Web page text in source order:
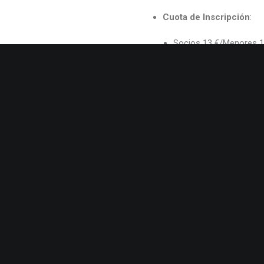
Cuota de Inscripción:
Socios 13 €/Menores